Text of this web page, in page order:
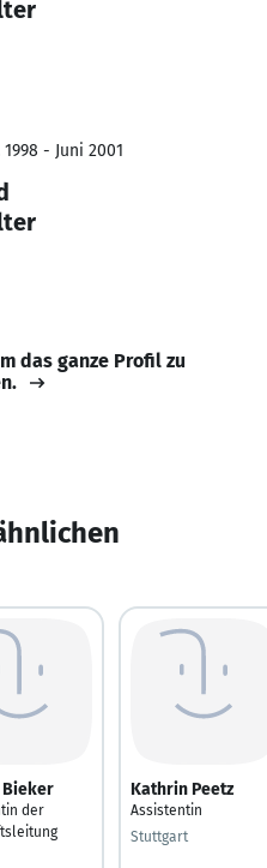
- Juni 2001
das ganze Profil zu
Bieker
der
Kathrin Peetz
Assistentin
Stuttgart